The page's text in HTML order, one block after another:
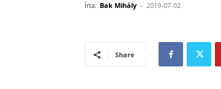
Írta: Bak Mihály - 2019-07-02
Share